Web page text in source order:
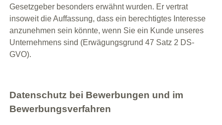
Gesetzgeber besonders erwähnt wurden. Er vertrat
insoweit die Auffassung, dass ein berechtigtes Interesse
anzunehmen sein könnte, wenn Sie ein Kunde unseres
Unternehmens sind (Erwägungsgrund 47 Satz 2 DS-
GVO).
Datenschutz bei Bewerbungen und im
Bewerbungsverfahren